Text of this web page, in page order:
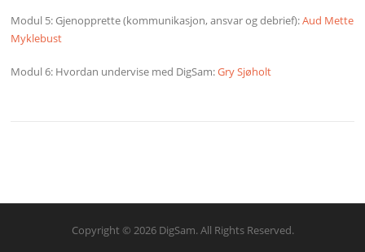
Modul 5: Gjenopprette (kommunikasjon, ansvar og debrief):Aud Mette
Myklebust
Modul 6: Hvordan undervise med DigSam:Gry Sjøholt
Copyright © 2026 DigSam. All Rights Reserved.